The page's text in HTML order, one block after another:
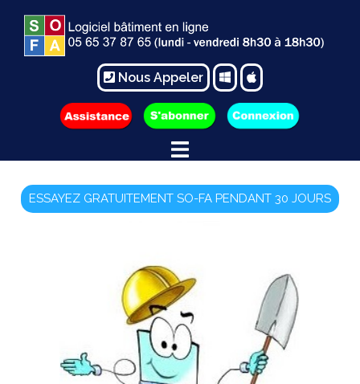
Nous Appeler
ESSAYEZ GRATUITEMENT SO-FA PENDANT 30 JOURS